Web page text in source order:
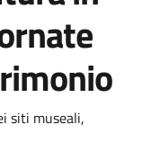
siti museali,